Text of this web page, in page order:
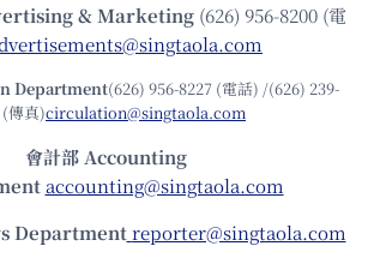
& Marketing (626) 956-8200 (電
Department(626) 956-8227 (電話) /(626) 239-
傳真)circulation@singtaola.com
會計部 Accounting
accounting@singtaola.com
Department reporter@singtaola.com